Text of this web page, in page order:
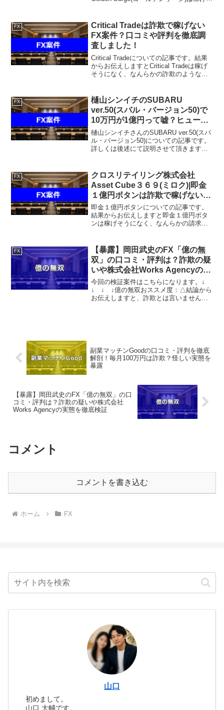
らの案件に関して今すぐ知りたい...
FX
Critical Tradeは詐欺で稼げない
FX案件？口コミや評判を徹底調
査しました！
Critical Tradeについての記事です。結果
からお伝えしますとCritical Tradeは稼げ
そうになく、なんらかの詐欺のようなも
ぐ知りたいという方は、『直接...
FX
樋山シンイチのSUBARU
ver.50(スバル・バージョン50)で
10万円が1億円って嘘？ヒューマ
ノイドの正体はまさかの！
樋山シンイチさんのSUBARU ver.50(スバ
ル・バージョン50)についての記事です。
詳しくは後述にて説明させて頂きます
はオススメできません。じゃあ、稼...
FX
クロスリテイリング株式会社
Asset Cube３６９(ミロク)|即金
１億円ボタンは詐欺で稼げない
FX案件？口コミや評判を徹底調
査しました！
即金１億円ボタンについての記事です。
結果からお伝えしますと即金１億円ボタ
ンは稼げそうになく、なんらかの請求を
たいという方は、『直接LINEで詳細をお
答えしますので友達登...
FX
【暴露】岡田武史のFX「億の無
双」の口コミ・評判は？詐欺の疑
いや株式会社Works Agencyの実
態を徹底検証
今回の検証案件はこちらになります。↓
↓ ↓ ↓億の無双おススメ度：△結論から
お伝えしますと、詐欺とは言いません
副業マッチンGoodの口コミ・評判を徹底
解剖！毎月100万円は詐欺？怪しい実態を
暴露
【暴露】岡田武史のFX「億の無双」の口
コミ・評判は？詐欺の疑いや株式会社
Works Agencyの実態を徹底検証
コメント
コメントを書き込む
ホーム FX
山口
初めまして。
山口 大輔です。